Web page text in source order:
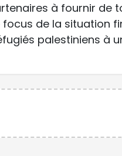
à fournir
de la situation
palestiniens à